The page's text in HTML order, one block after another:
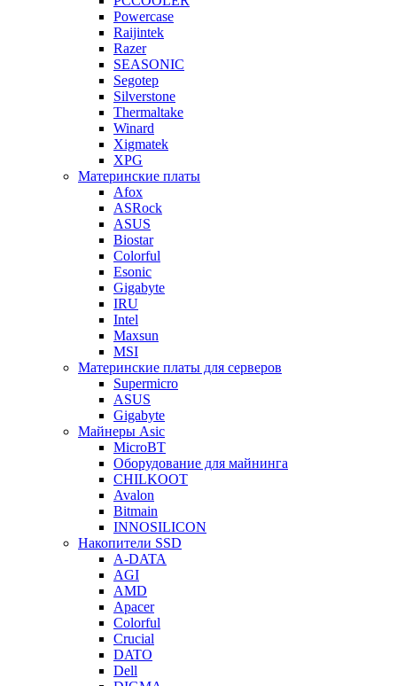
Powercase
Raijintek
Razer
SEASONIC
Segotep
Silverstone
Thermaltake
Winard
Xigmatek
XPG
Материнские платы
Afox
ASRock
ASUS
Biostar
Colorful
Esonic
Gigabyte
IRU
Intel
Maxsun
MSI
Материнские платы для серверов
Supermicro
ASUS
Gigabyte
Майнеры Asic
MicroBT
Оборудование для майнинга
CHILKOOT
Avalon
Bitmain
INNOSILICON
Накопители SSD
A-DATA
AGI
AMD
Apacer
Colorful
Crucial
DATO
Dell